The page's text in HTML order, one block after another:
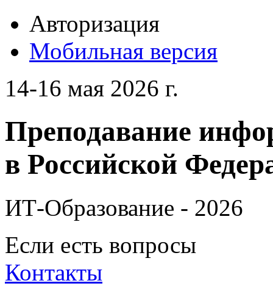
Авторизация
Мобильная версия
14-16 мая 2026 г.
Преподавание
в Российской
ИТ-Образование - 2026
Если есть вопросы
Контакты